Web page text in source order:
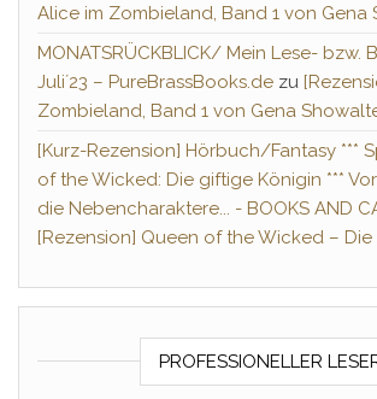
Alice im Zombieland, Band 1 von Gena
MONATSRÜCKBLICK/ Mein Lese- bzw.
Juli´23 – PureBrassBooks.de zu
Zombieland, Band 1 von Gena
[Kurz-Rezension] Hörbuch/Fantasy ***
of the Wicked: Die giftige Königin ***
die Nebencharaktere... - BOOKS AND
[Rezension] Queen of the Wicked –
PROFESSIONELLER